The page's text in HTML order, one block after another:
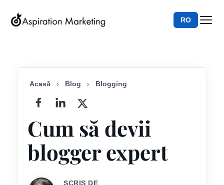
RO
Acasă › Blog › Blogging
Cum să devii
blogger expert
SCRIS DE